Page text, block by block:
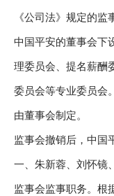
《公司法》规定的监
中国平安的董事会下
理委员会、提名薪酬
委员会等专业委员会
由董事会制定。
监事会撤销后，中国
一、朱新蓉、刘怀镜
监事会监事职务。根